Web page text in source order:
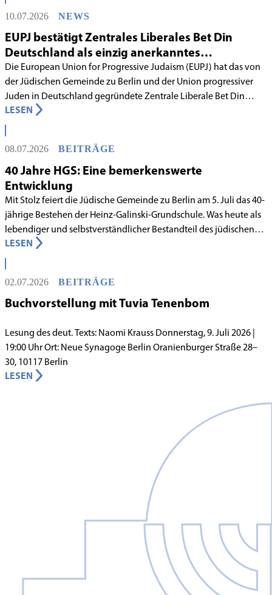
10.07.2026 NEWS
EUPJ bestätigt Zentrales Liberales Bet Din
Deutschland als einzig anerkanntes
liberales Rabbinatsgericht
Die European Union for Progressive Judaism (EUPJ) hat das von
der Jüdischen Gemeinde zu Berlin und der Union progressiver
Juden in Deutschland gegründete Zentrale Liberale Bet Din
Deutschland mit Wirkung zum 1. Juni 2026 als anerkanntes
Rabbinatsgericht aufgenommen.
LESEN
08.07.2026 BEITRÄGE
40 Jahre HGS: Eine bemerkenswerte
Entwicklung
Mit Stolz feiert die Jüdische Gemeinde zu Berlin am 5. Juli das 40-
jährige Bestehen der Heinz-Galinski-Grundschule. Was heute als
lebendiger und selbstverständlicher Bestandteil des jüdischen
Lebens in Berlin gilt, begann in den 1980er-Jahren unter
schwierigen Voraussetzungen. Vor dem Hintergrund eines
innergemeindlichen Wandels entstand bereits 1983 die Idee, eine
jüdische Grundschule zu gründen.
LESEN
02.07.2026 BEITRÄGE
Buchvorstellung mit Tuvia Tenenbom
Lesung des deut. Texts: Naomi Krauss Donnerstag, 9. Juli 2026 |
19:00 Uhr Ort: Neue Synagoge Berlin Oranienburger Straße 28–
30, 10117 Berlin
LESEN